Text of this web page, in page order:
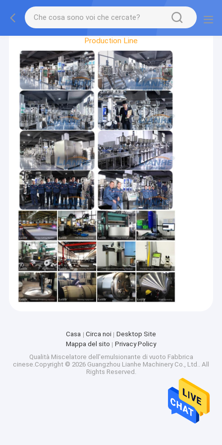
Factory Tour
Production Line
Casa Circa noi
Desktop Site
Mappa del sito
Privacy Policy
Qualità Miscelatore dell'emulsionante di vuoto Fabbrica
cinese.Copyright © 2026 Guangzhou Lianhe Machinery Co., Ltd.. All
Rights Reserved.